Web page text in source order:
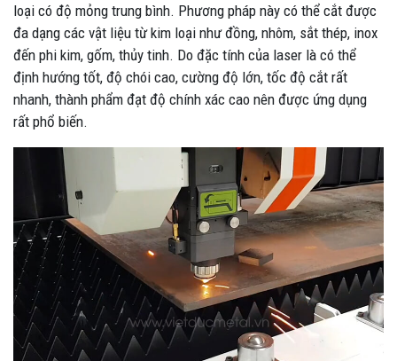
loại có độ mỏng trung bình. Phương pháp này có thể cắt được
đa dạng các vật liệu từ kim loại như đồng, nhôm, sắt thép, inox
đến phi kim, gốm, thủy tinh. Do đặc tính của laser là có thể
định hướng tốt, độ chói cao, cường độ lớn, tốc độ cắt rất
nhanh, thành phẩm đạt độ chính xác cao nên được ứng dụng
rất phổ biến.